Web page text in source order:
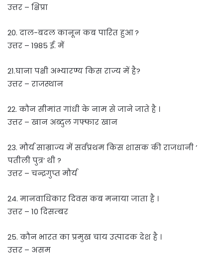
उत्तर – क्षिप्रा
20. दाल-बदल कानून कब पारित हुआ ?
उत्तर – 1985 ई. में
21.घाना पक्षी अभ्यारण्य किस राज्य में है?
उत्तर – राजस्थान
22. कौन सीमांत गांधी के नाम से जाने जाते है ।
उत्तर – खान अब्दुल गफ्फार खान
23. मौर्य साम्राज्य में सर्वप्रथम किस शासक की राजधानी ‘
पतीली पुत्र’ थी ?
उत्तर – चन्द्रगुप्त मौर्य
24. मानवाधिकार दिवस कब मनाया जाता है ।
उत्तर – 10 दिसम्बर
25. कौन भारत का प्रमुख चाय उत्पादक देश है ।
उत्तर – असम